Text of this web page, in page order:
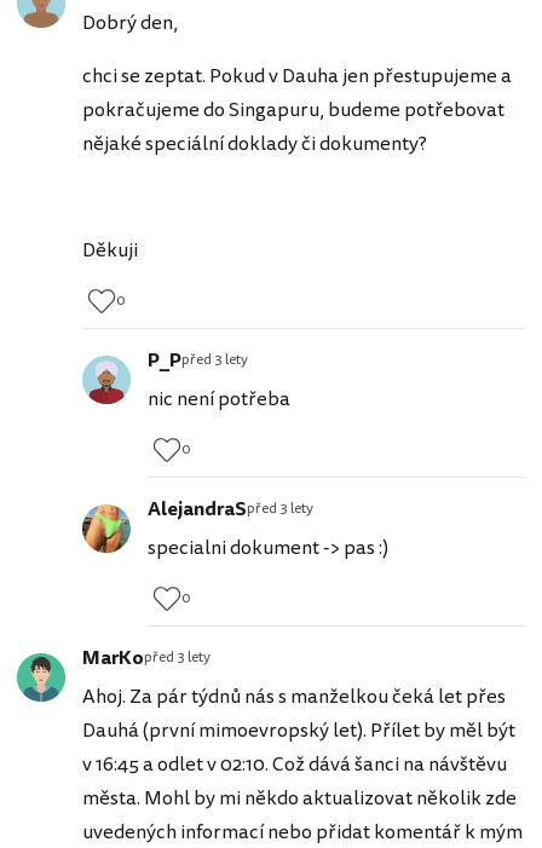
Dobrý den,
chci se zeptat. Pokud v Dauha jen přestupujeme a
pokračujeme do Singapuru, budeme potřebovat
nějaké speciální doklady či dokumenty?
Děkuji
0
P_Ppřed 3 lety
nic není potřeba
0
AlejandraSpřed 3 lety
specialni dokument -> pas :)
0
MarKopřed 3 lety
Ahoj. Za pár týdnů nás s manželkou čeká let přes
Dauhá (první mimoevropský let). Přílet by měl být
v 16:45 a odlet v 02:10. Což dává šanci na návštěvu
města. Mohl by mi někdo aktualizovat několik zde
uvedených informací nebo přidat komentář k mým